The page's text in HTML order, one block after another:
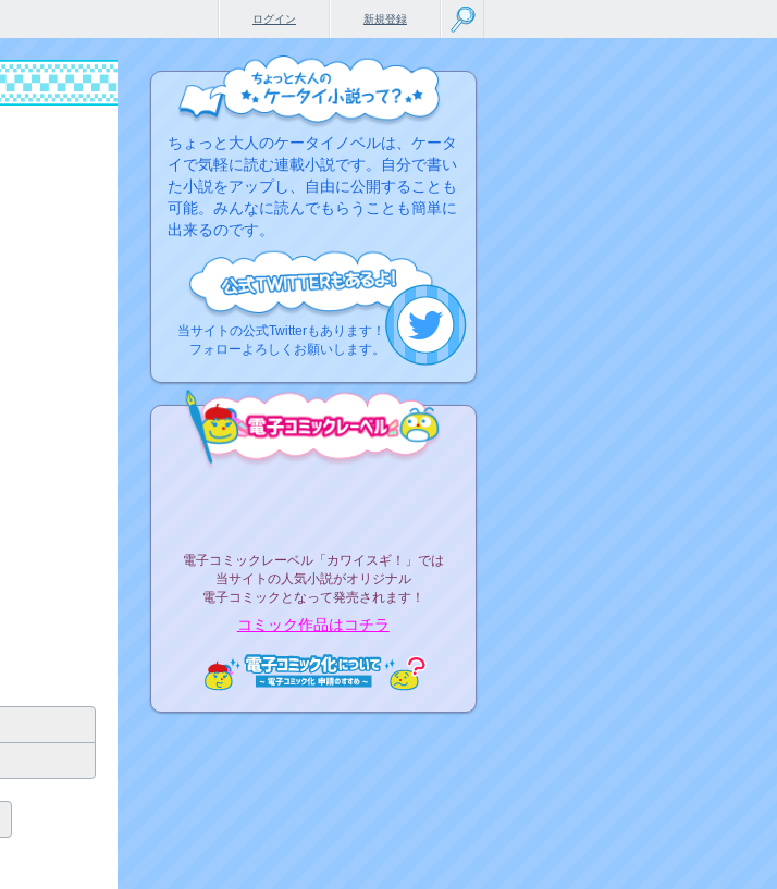
新規登録
ログイン
ちょっと大人のケータイノベルは、ケータ
イで気軽に読む連載小説です。自分で書い
た小説をアップし、自由に公開することも
可能。みんなに読んでもらうことも簡単に
出来るのです。
当サイトの公式Twitterもあります！
フォローよろしくお願いします。
電子コミックレーベル「カワイスギ！」では
当サイトの人気小説がオリジナル
電子コミックとなって発売されます！
コミック作品はコチラ